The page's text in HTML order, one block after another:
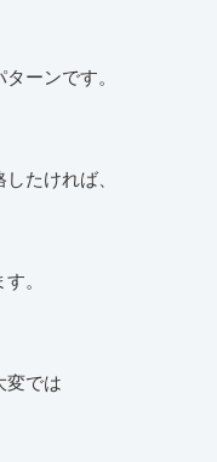
ーンです。
たければ、
。
変では